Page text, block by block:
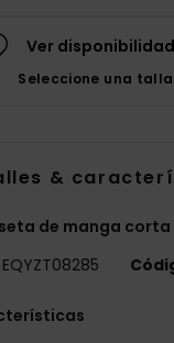
Ver
Seleccione una talla
&
de manga corta
EQYZT08285